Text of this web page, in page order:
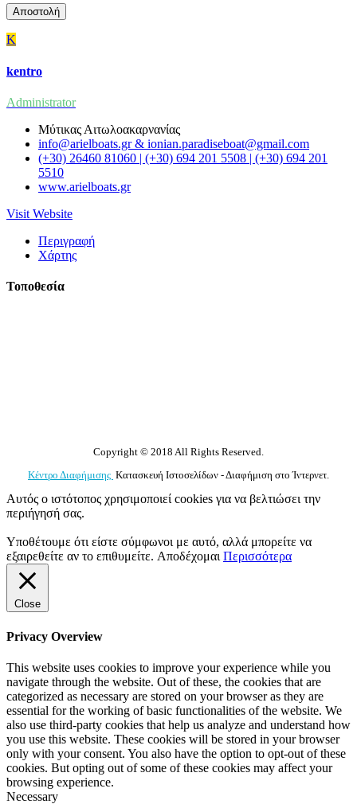
K
kentro
Administrator
Μύτικας Αιτωλοακαρνανίας
info@arielboats.gr & ionian.paradiseboat@gmail.com
(+30) 26460 81060 | (+30) 694 201 5508 | (+30) 694 201
5510
www.arielboats.gr
Visit Website
Περιγραφή
Χάρτης
Τοποθεσία
Copyright © 2018 All Rights Reserved.
Κέντρο Διαφήμισης Κατασκευή Ιστοσελίδων - Διαφήμιση στο Ίντερνετ.
Αυτός ο ιστότοπος χρησιμοποιεί cookies για να βελτιώσει την
περιήγησή σας.
Υποθέτουμε ότι είστε σύμφωνοι με αυτό, αλλά μπορείτε να
εξαιρεθείτε αν το επιθυμείτε. Αποδέχομαι Περισσότερα
Close
Privacy Overview
This website uses cookies to improve your experience while you
navigate through the website. Out of these, the cookies that are
categorized as necessary are stored on your browser as they are
essential for the working of basic functionalities of the website. We
also use third-party cookies that help us analyze and understand how
you use this website. These cookies will be stored in your browser
only with your consent. You also have the option to opt-out of these
cookies. But opting out of some of these cookies may affect your
browsing experience.
Necessary